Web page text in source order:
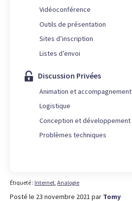
Étiqueté : Internet, Analogie
Posté le 23 novembre 2021 par Tomy
Vidéoconférence
Outils de présentation
Sites d’inscription
Listes d’envoi
Discussion Privées
Animation et accompagnement
Logistique
Conception et développement
Problèmes techniques